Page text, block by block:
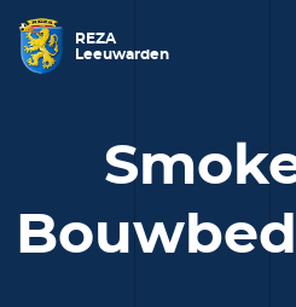
REZA
Leeuwarden